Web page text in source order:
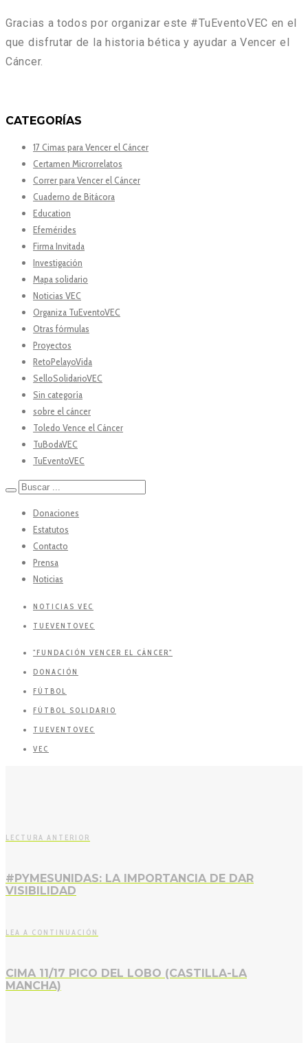
Gracias a todos por organizar este #TuEventoVEC en el
que disfrutar de la historia bética y ayudar a Vencer el
Cáncer.
CATEGORÍAS
17 Cimas para Vencer el Cáncer
Certamen Microrrelatos
Correr para Vencer el Cáncer
Cuaderno de Bitácora
Education
Efemérides
Firma Invitada
Investigación
Mapa solidario
Noticias VEC
Organiza TuEventoVEC
Otras fórmulas
Proyectos
RetoPelayoVida
SelloSolidarioVEC
Sin categoría
sobre el cáncer
Toledo Vence el Cáncer
TuBodaVEC
TuEventoVEC
Donaciones
Estatutos
Contacto
Prensa
Noticias
NOTICIAS VEC
TUEVENTOVEC
"FUNDACIÓN VENCER EL CÁNCER"
DONACIÓN
FÚTBOL
FÚTBOL SOLIDARIO
TUEVENTOVEC
VEC
LECTURA ANTERIOR
#PYMESUNIDAS: LA IMPORTANCIA DE DAR
VISIBILIDAD
LEA A CONTINUACIÓN
CIMA 11/17 PICO DEL LOBO (CASTILLA-LA
MANCHA)